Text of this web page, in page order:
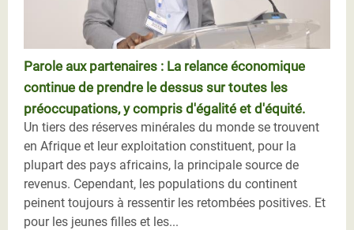
Parole aux partenaires : La relance économique
continue de prendre le dessus sur toutes les
préoccupations, y compris d'égalité et d'équité.
Un tiers des réserves minérales du monde se trouvent
en Afrique et leur exploitation constituent, pour la
plupart des pays africains, la principale source de
revenus. Cependant, les populations du continent
peinent toujours à ressentir les retombées positives. Et
pour les jeunes filles et les...